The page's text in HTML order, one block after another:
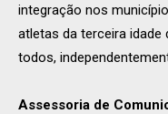
integração nos
atletas da terceira
todos,
Assessoria de